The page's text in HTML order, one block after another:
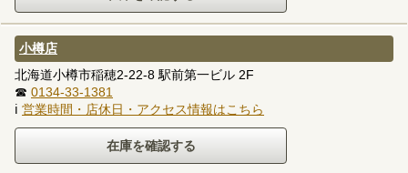
小樽店
北海道小樽市稲穂2-22-8 駅前第一ビル 2F
☎ 0134-33-1381
ℹ 営業時間・店休日・アクセス情報はこちら